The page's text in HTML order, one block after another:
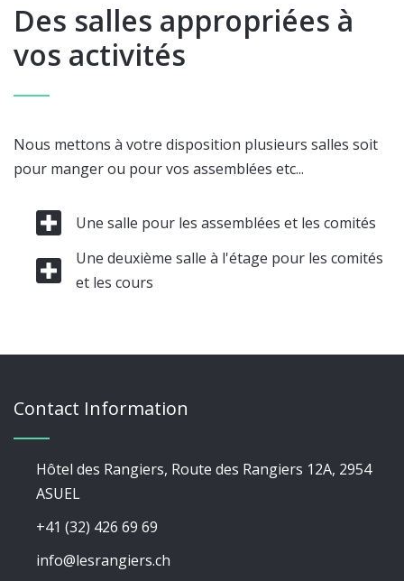
Des salles appropriées à
vos activités
Nous mettons à votre disposition plusieurs salles soit
pour manger ou pour vos assemblées etc...
Une salle pour les assemblées et les comités
Une deuxième salle à l'étage pour les comités
et les cours
Contact Information
Hôtel des Rangiers, Route des Rangiers 12A, 2954
ASUEL
+41 (32) 426 69 69
info@lesrangiers.ch